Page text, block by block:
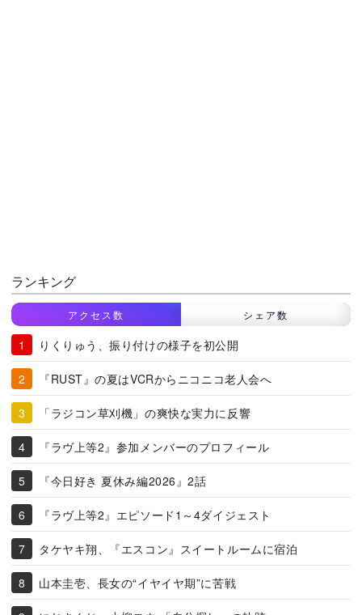
ランキング
アクセス数 シェア数
りくりゅう、振り付けの様子を初公開
『RUST』の夏はVCRからニコニコ老人会へ
「ラジコン草刈機」の爽快な実力に反響
『ラヴ上等2』参加メンバーのプロフィール
『今日好き 夏休み編2026』2話
『ラヴ上等2』エピソード1～4ダイジェスト
タケヤキ翔、『エスコン』スイートルームに宿泊
山本圭壱、長女の“イヤイヤ期”に苦戦